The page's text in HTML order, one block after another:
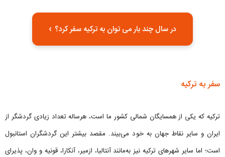
در سال چند بار می توان به ترکیه سفر کرد؟ ›
سفر به ترکیه
ترکیه که یکی از همسایگان شمالی کشور ما است، هرساله تعداد زیادی گردشگر از
ایران و سایر نقاط جهان به خود می‌بیند. مقصد بیشتر این گردشگران استانبول
است؛ اما سایر شهرهای ترکیه نیز به‌مانند آنتالیا، ازمیر، آنکارا، قونیه و وان، پذیرای